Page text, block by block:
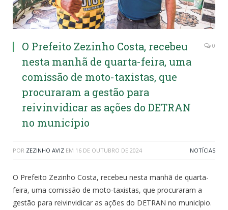
O Prefeito Zezinho Costa, recebeu
nesta manhã de quarta-feira, uma
comissão de moto-taxistas, que
procuraram a gestão para
reivinvidicar as ações do DETRAN
no município
0
POR ZEZINHO AVIZ EM 16 DE OUTUBRO DE 2024 NOTÍCIAS
O Prefeito Zezinho Costa, recebeu nesta manhã de quarta-
feira, uma comissão de moto-taxistas, que procuraram a
gestão para reivinvidicar as ações do DETRAN no município.